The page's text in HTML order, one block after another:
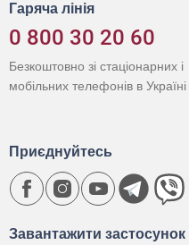
Гаряча лінія
0 800 30 20 60
Безкоштовно зі стаціонарних і
мобільних телефонів в Україні
Завантажити застосунок
Приєднуйтесь